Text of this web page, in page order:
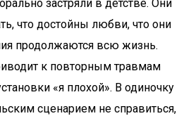
застряли в детстве. Они
что достойны любви, что они
продолжаются всю жизнь.
к повторным травмам
«я плохой». В одиночку
сценарием не справиться,